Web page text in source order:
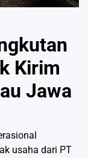
Kirim
Jawa
usaha dari PT